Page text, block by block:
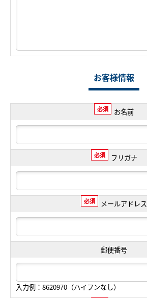
お客様情報
必須 お名前
必須 フリガナ
必須 メールアドレス
郵便番号
入力例：8620970（ハイフンなし）